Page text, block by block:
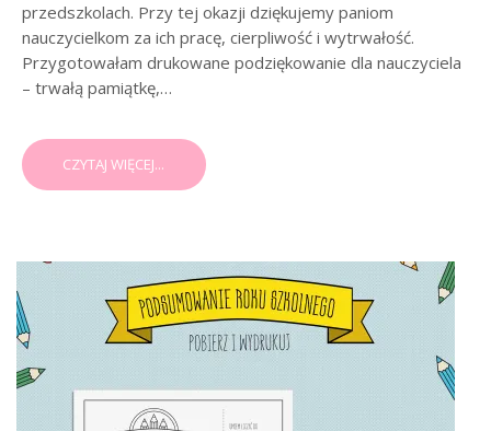
przedszkolach. Przy tej okazji dziękujemy paniom
nauczycielkom za ich pracę, cierpliwość i wytrwałość.
Przygotowałam drukowane podziękowanie dla nauczyciela
– trwałą pamiątkę,…
CZYTAJ WIĘCEJ...